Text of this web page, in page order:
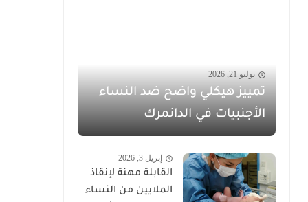
يوليو 21, 2026
تمييز هيكلي واضح ضد النساء
الأجنبيات في الدانمرك
إبريل 3, 2026
القابلة مهنة لإنقاذ
الملايين من النساء